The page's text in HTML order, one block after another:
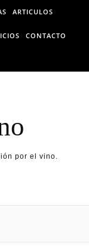
ARTICULOS
CONTACTO
por el vino.